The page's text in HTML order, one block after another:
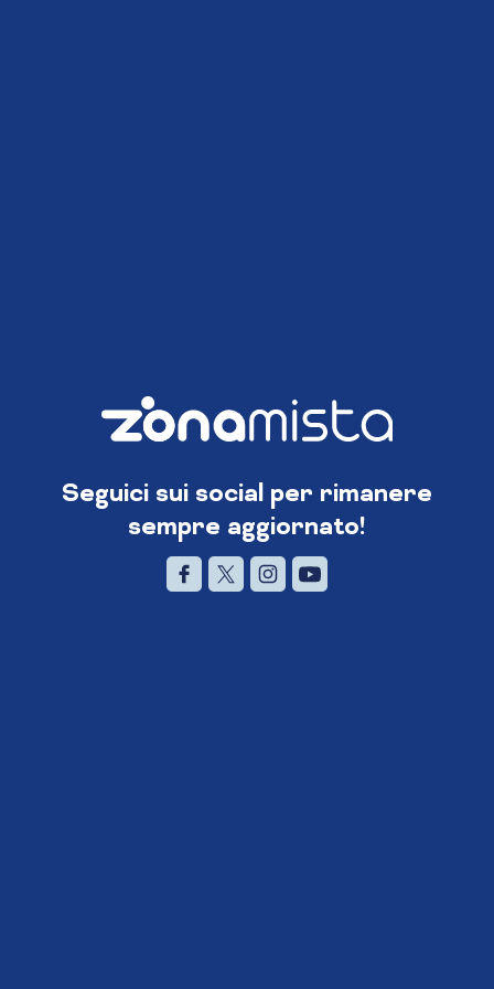
Seguici sui social per rimanere
sempre aggiornato!